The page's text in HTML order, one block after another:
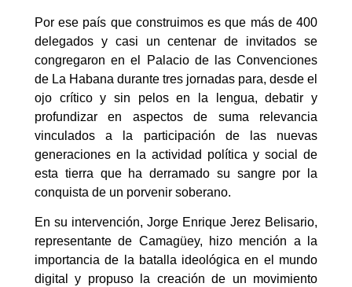
Por ese país que construimos es que más de 400
delegados y casi un centenar de invitados se
congregaron en el Palacio de las Convenciones
de La Habana durante tres jornadas para, desde el
ojo crítico y sin pelos en la lengua, debatir y
profundizar en aspectos de suma relevancia
vinculados a la participación de las nuevas
generaciones en la actividad política y social de
esta tierra que ha derramado su sangre por la
conquista de un porvenir soberano.
En su intervención, Jorge Enrique Jerez Belisario,
representante de Camagüey, hizo mención a la
importancia de la batalla ideológica en el mundo
digital y propuso la creación de un movimiento